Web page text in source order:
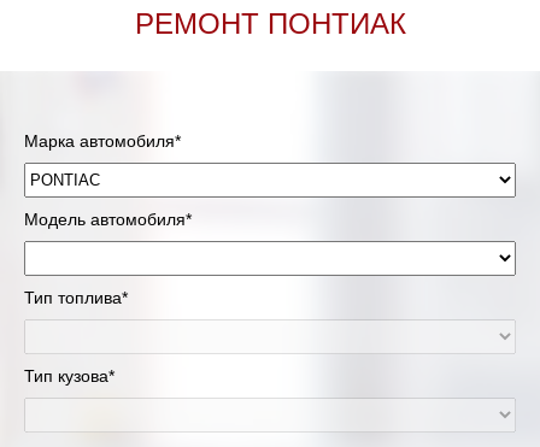
РЕМОНТ ПОНТИАК
Марка автомобиля*
Модель автомобиля*
Тип топлива*
Тип кузова*